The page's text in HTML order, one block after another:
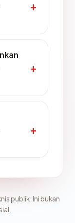
publik. Ini bukan